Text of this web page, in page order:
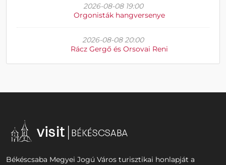
2026-08-08 19:00
Orgonisták hangversenye
2026-08-08 20:00
Rácz Gergő és Orsovai Reni
Békéscsaba Megyei Jogú Város turisztikai honlapját a